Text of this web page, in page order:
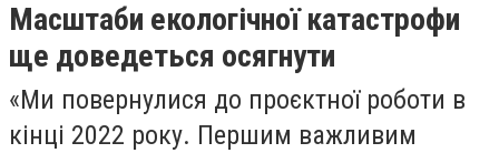
Масштаби екологічної катастрофи
ще доведеться осягнути
«Ми повернулися до проєктної роботи в
кінці 2022 року. Першим важливим